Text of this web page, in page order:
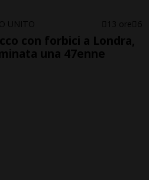
UNITO 13 ore 6
con forbici a Londra,
una 47enne